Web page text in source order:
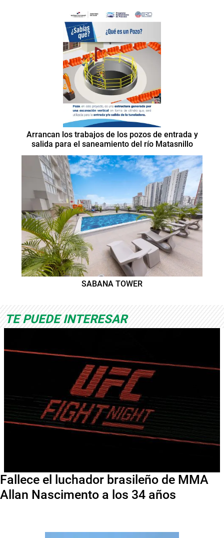
Arrancan los trabajos de los pozos de entrada y
salida para el saneamiento del río Matasnillo
SABANA TOWER
TE PUEDE INTERESAR
Fallece el luchador brasileño de MMA
Allan Nascimento a los 34 años